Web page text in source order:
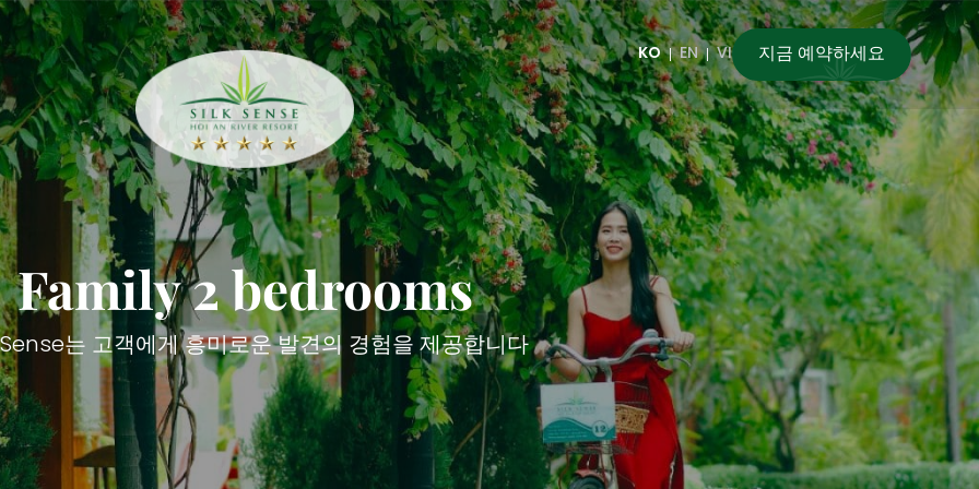
KO EN VI 지금 예약하세요
Family 2 bedrooms
는 고객에게 흥미로운 발견의 경험을 제공합니다